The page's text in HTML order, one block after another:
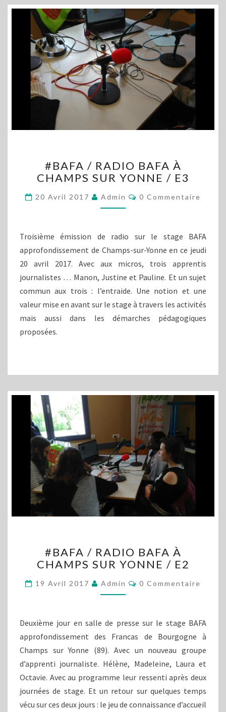
/
RADIO
À
CHAMPS
YONNE
E3
#BAFA / RADIO BAFA À
CHAMPS SUR YONNE / E3
20 Avril 2017 Admin Commentaires
0 Commentaire
Troisième émission de radio sur le stage BAFA
approfondissement de Champs-sur-Yonne en ce jeudi
20 avril 2017. Avec aux micros, trois apprentis
journalistes … Manon, Justine et Pauline. Et un sujet
commun aux trois : l’entraide. Une notion et une
valeur mise en avant sur le stage à travers les activités
mais aussi dans les démarches pédagogiques
proposées.
/
RADIO
À
CHAMPS
E2
#BAFA / RADIO BAFA À
CHAMPS SUR YONNE / E2
19 Avril 2017 Admin Commentaires
0 Commentaire
Deuxième jour en salle de presse sur le stage BAFA
approfondissement des Francas de Bourgogne à
Champs sur Yonne (89). Avec un nouveau groupe
d’apprenti journaliste. Hélène, Madeleine, Laura et
Octavie. Avec au programme leur ressenti après deux
journées de stage. Et un retour sur quelques temps
vécu sur ces deux jours : le jeu de connaissance d’accueil